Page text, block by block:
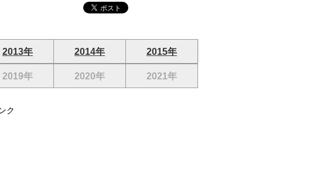
2013年 2014年 2015年
2019年 2020年 2021年
ク